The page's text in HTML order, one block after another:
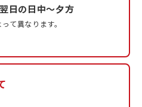
日の日中〜夕方
て異なります。